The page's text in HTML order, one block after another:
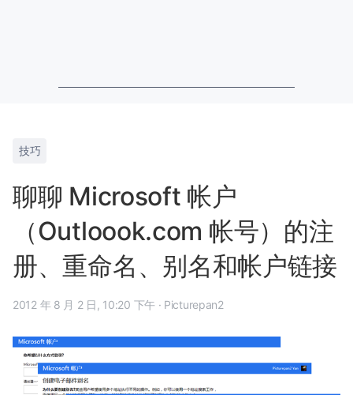
技巧
聊聊 Microsoft 帐户
（Outloook.com 帐号）的注
册、重命名、别名和帐户链接
2012 年 8 月 2 日, 10:20 下午 · Picturepan2